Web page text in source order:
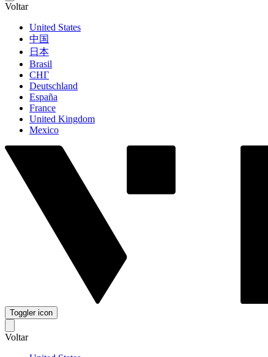
Voltar
United States
中国
日本
Brasil
СНГ
Deutschland
España
France
United Kingdom
Mexico
Toggler icon
Voltar